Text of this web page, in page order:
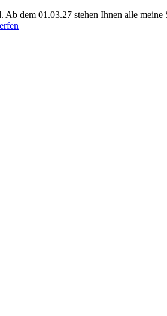
dem 01.03.27 stehen Ihnen alle